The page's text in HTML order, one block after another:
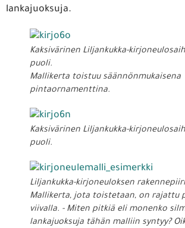
lankajuoksuja.
Kaksivärinen Liljankukka-
puoli.
Mallikerta toistuu säännönmukaisena
pintaornamenttina.
Kaksivärinen Liljankukka-
puoli.
Liljankukka-kirjoneuloksen
Mallikerta, jota toistetaan, on rajattu
viivalla. - Miten pitkiä eli monenko
lankajuoksuja tähän malliin syntyy?